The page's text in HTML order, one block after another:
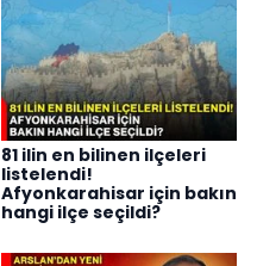
81 ilin en bilinen ilçeleri
listelendi!
Afyonkarahisar için bakın
hangi ilçe seçildi?